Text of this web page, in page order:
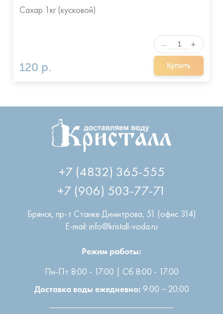
Сахар 1кг (кусковой)
120 р. Купить
— +
+7 (4832) 365-555
+7 (906) 503-77-71
Брянск
пр-т Станке Димитрова, 51 (офис 314)
E-mail: info@kristall-voda.ru
Режим работы:
Пн-Пт 8:00 - 17:00 | Сб 8:00 - 17:00
Доставка воды ежедневно: 9:00 − 20:00